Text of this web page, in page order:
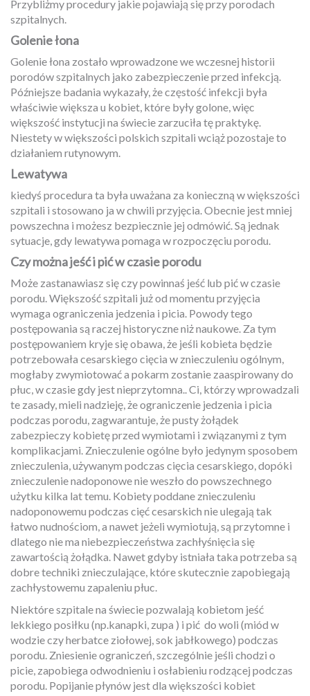
Przybliżmy procedury jakie pojawiają się przy porodach
szpitalnych.
Golenie łona
Golenie łona zostało wprowadzone we wczesnej historii
porodów szpitalnych jako zabezpieczenie przed infekcją.
Późniejsze badania wykazały, że częstość infekcji była
właściwie większa u kobiet, które były golone, więc
większość instytucji na świecie zarzuciła tę praktykę.
Niestety w większości polskich szpitali wciąż pozostaje to
działaniem rutynowym.
Lewatywa
kiedyś procedura ta była uważana za konieczną w większości
szpitali i stosowano ja w chwili przyjęcia. Obecnie jest mniej
powszechna i możesz bezpiecznie jej odmówić. Są jednak
sytuacje, gdy lewatywa pomaga w rozpoczęciu porodu.
Czy można jeść i pić w czasie porodu
Może zastanawiasz się czy powinnaś jeść lub pić w czasie
porodu. Większość szpitali już od momentu przyjęcia
wymaga ograniczenia jedzenia i picia. Powody tego
postępowania są raczej historyczne niż naukowe. Za tym
postępowaniem kryje się obawa, że jeśli kobieta będzie
potrzebowała cesarskiego cięcia w znieczuleniu ogólnym,
mogłaby zwymiotować a pokarm zostanie zaaspirowany do
płuc, w czasie gdy jest nieprzytomna.. Ci, którzy wprowadzali
te zasady, mieli nadzieję, że ograniczenie jedzenia i picia
podczas porodu, zagwarantuje, że pusty żołądek
zabezpieczy kobietę przed wymiotami i związanymi z tym
komplikacjami. Znieczulenie ogólne było jedynym sposobem
znieczulenia, używanym podczas cięcia cesarskiego, dopóki
znieczulenie nadoponowe nie weszło do powszechnego
użytku kilka lat temu. Kobiety poddane znieczuleniu
nadoponowemu podczas cięć cesarskich nie ulegają tak
łatwo nudnościom, a nawet jeżeli wymiotują, są przytomne i
dlatego nie ma niebezpieczeństwa zachłyśnięcia się
zawartością żołądka. Nawet gdyby istniała taka potrzeba są
dobre techniki znieczulające, które skutecznie zapobiegają
zachłystowemu zapaleniu płuc.
Niektóre szpitale na świecie pozwalają kobietom jeść
lekkiego posiłku (np.kanapki, zupa ) i pić do woli (miód w
wodzie czy herbatce ziołowej, sok jabłkowego) podczas
porodu. Zniesienie ograniczeń,szczególnie jeśli chodzi o
picie, zapobiega odwodnieniu i osłabieniu rodzącej podczas
porodu. Popijanie płynów jest dla większości kobiet